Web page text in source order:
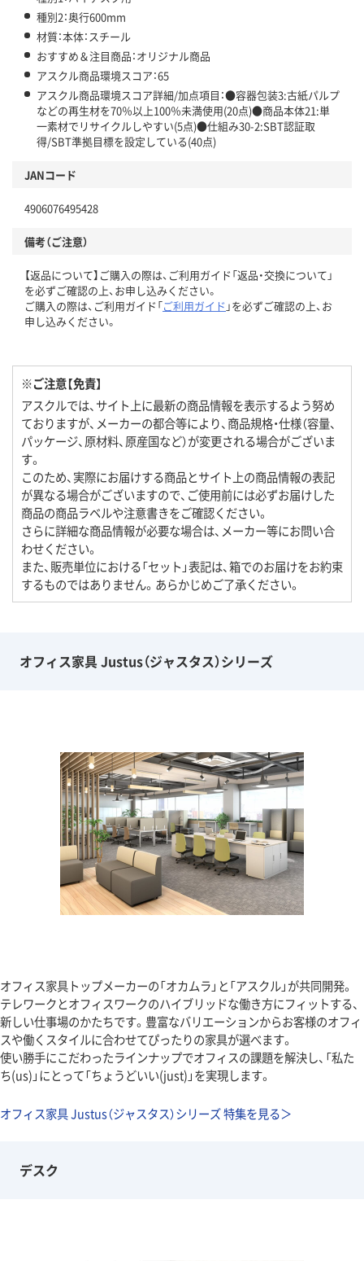
種別2：奥行600mm
材質：本体：スチール
おすすめ＆注目商品：オリジナル商品
アスクル商品環境スコア：65
アスクル商品環境スコア詳細/加点項目：●容器包装3:古紙パルプ
などの再生材を70％以上100％未満使用(20点)●商品本体21:単
一素材でリサイクルしやすい(5点)●仕組み30-2:SBT認証取
得/SBT準拠目標を設定している(40点)
JANコード
4906076495428
備考（ご注意）
【返品について】ご購入の際は、ご利用ガイド「返品・交換について」
を必ずご確認の上、お申し込みください。
ご購入の際は、ご利用ガイド「ご利用ガイド 」を必ずご確認の上、お
申し込みください。
※ご注意【免責】
アスクルでは、サイト上に最新の商品情報を表示するよう努め
ておりますが、メーカーの都合等により、商品規格・仕様（容量、
パッケージ、原材料、原産国など）が変更される場合がございま
す。
このため、実際にお届けする商品とサイト上の商品情報の表記
が異なる場合がございますので、ご使用前には必ずお届けした
商品の商品ラベルや注意書きをご確認ください。
さらに詳細な商品情報が必要な場合は、メーカー等にお問い合
わせください。
また、販売単位における「セット」表記は、箱でのお届けをお約束
するものではありません。あらかじめご了承ください。
オフィス家具 Justus（ジャスタス）シリーズ
オフィス家具トップメーカーの「オカムラ」と「アスクル」が共同開発。
テレワークとオフィスワークのハイブリッドな働き方にフィットする、
新しい仕事場のかたちです。豊富なバリエーションからお客様のオフィ
スや働くスタイルに合わせてぴったりの家具が選べます。
使い勝手にこだわったラインナップでオフィスの課題を解決し、「私た
ち(us)」にとって「ちょうどいい(just)」を実現します。
オフィス家具 Justus（ジャスタス）シリーズ 特集を見る＞
デスク